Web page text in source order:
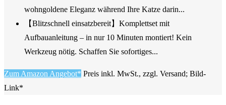
wohngoldene Eleganz während Ihre Katze darin...
【Blitzschnell einsatzbereit】Komplettset mit
Aufbauanleitung – in nur 10 Minuten montiert! Kein
Werkzeug nötig. Schaffen Sie sofortiges...
Zum Amazon Angebot* Preis inkl. MwSt., zzgl. Versand; Bild-
Link*